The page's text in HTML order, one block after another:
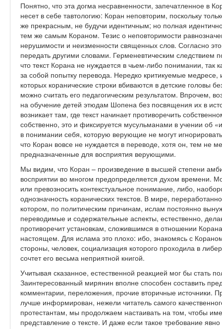
Понятно, что эта догма несравненности, запечатленное в
несет в себе тавтологию: Коран неповторим, поскольку
же прекрасным, не будучи идентичным; но полная
тем же самым Кораном. Тезис о неповторимости
нерушимости и неизменности священных слов. Согласно
передать другими словами. Герменевтическим следствием
что текст Корана не нуждается в чьем-либо понимании, так
за собой попытку перевода. Нередко критикуемые медресе,
которых коранические строки вбиваются в детские головы
можно считать его педагогическим результатом. Впрочем,
на обучение детей этюдам Шопена без посвящения их в
возникает там, где текст начинает противоречить
собственно, это и фиксируется мусульманами в учении об
в понимании себя, которую верующие не могут
что Коран вовсе не нуждается в переводе, хотя он, тем не
предназначенные для восприятия верующими.
Мы видим, что Коран – произведение в высшей степени
восприятии во многом предопределяется духом времени.
или превозносить контекстуальное понимание, либо,
однозначность коранических текстов. В мире,
котором, по политическим причинам, ислам постоянно
переводимые и содержательные аспекты, естественно,
противоречит установкам, сложившимся в отношении
настоящем. Для ислама это плохо: ибо, знакомясь с
стороны, человек, социализация которого проходила в
сочтет его весьма неприятной книгой.
Учитывая сказанное, естественной реакцией мог бы стать
Заинтересованный мирянин вполне способен составить
комментарии, переложения, прочие вторичные источники.
лучше информирован, нежели читатель самого
протестантам, мы продолжаем настаивать на том, чтобы
представление о тексте. И даже если такое требование